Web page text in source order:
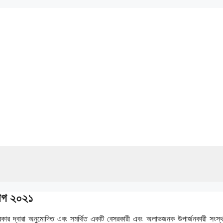
২০২১
দ্বারা অনুমোদিত এবং সমর্থিত একটি বেসরকারী এবং অলাভজনক উপার্জনকারী